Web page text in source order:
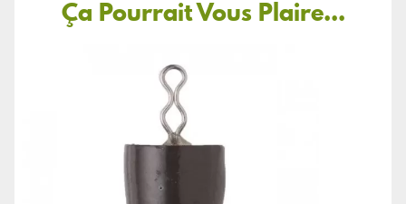
Ça Pourrait Vous Plaire...